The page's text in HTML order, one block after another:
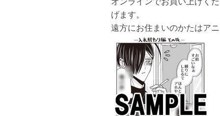
げます。
遠方にお住まいのかたはア